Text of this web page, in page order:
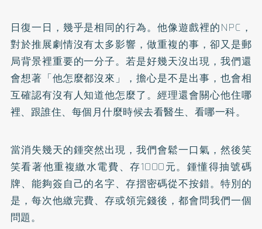
日復一日，幾乎是相同的行為。他像遊戲裡的NPC，
對於推展劇情沒有太多影響，做重複的事，卻又是郵
局背景裡重要的一分子。若是好幾天沒出現，我們還
會想著「他怎麼都沒來」，擔心是不是出事，也會相
互確認有沒有人知道他怎麼了。經理還會關心他住哪
裡、跟誰住、每個月什麼時候去看醫生、看哪一科。
當消失幾天的鍾突然出現，我們會鬆一口氣，然後笑
笑看著他重複繳水電費、存1000元。鍾懂得抽號碼
牌、能夠簽自己的名字、存摺密碼從不按錯。特別的
是，每次他繳完費、存或領完錢後，都會問我們一個
問題。